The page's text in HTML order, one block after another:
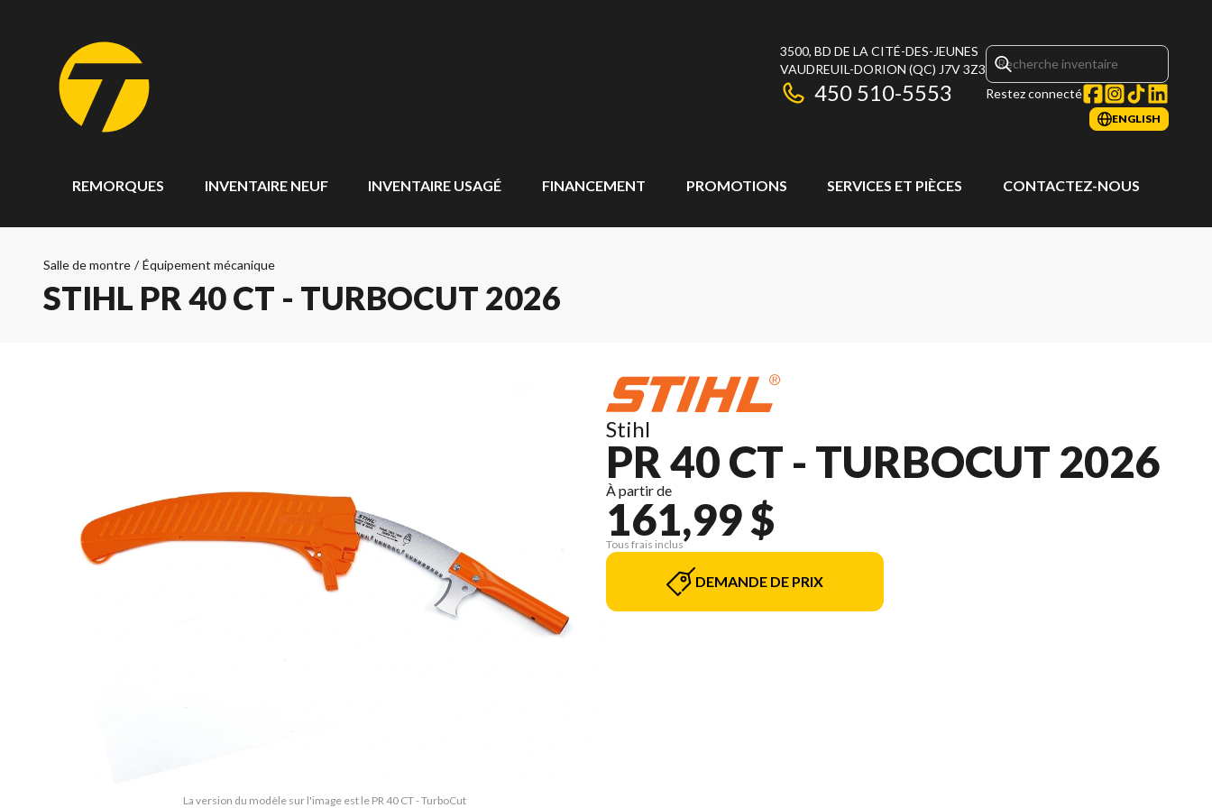
3500, BD DE LA CITÉ-DES-JEUNES
VAUDREUIL-DORION (QC) J7V 3Z3
450 510-5553 Restez connecté
ENGLISH
REMORQUES INVENTAIRE NEUF INVENTAIRE USAGÉ FINANCEMENT PROMOTIONS SERVICES ET PIÈCES CONTACTEZ-NOUS
Salle de montre / Équipement mécanique
STIHL PR 40 CT - TURBOCUT 2026
La version du modèle sur l'image est le PR 40 CT - TurboCut
Stihl
PR 40 CT - TURBOCUT 2026
À partir de
161,99 $
Tous frais inclus
DEMANDE DE PRIX